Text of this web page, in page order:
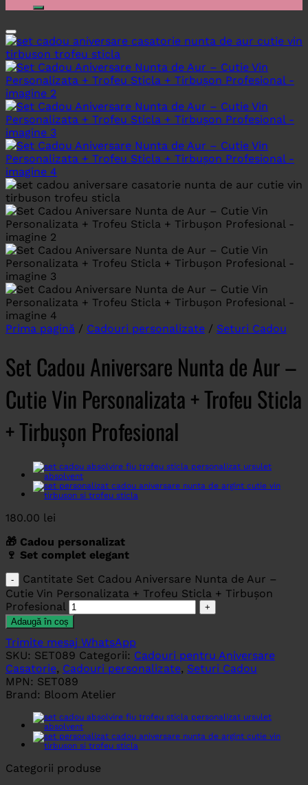
Prima pagină / Cadouri personalizate / Seturi Cadou
Set Cadou Aniversare Nunta de Aur –
Cutie Vin Personalizata + Trofeu Sticla
+ Tirbușon Profesional
180.00 lei
🎁 Cadou personalizat
🍷 Set complet elegant
Cantitate Set Cadou Aniversare Nunta de Aur –
Cutie Vin Personalizata + Trofeu Sticla + Tirbușon
Profesional
Adaugă în coș
Trimite mesaj WhatsApp
SKU: SET089 Categorii: Cadouri pentru Aniversare
Casatorie, Cadouri personalizate, Seturi Cadou
MPN: SET089
Brand: Bloom Atelier
Categorii produse